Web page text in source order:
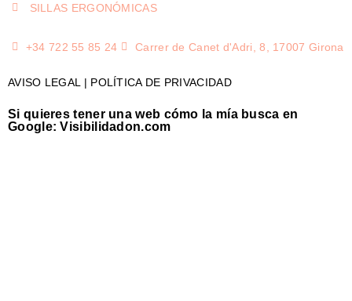
SILLAS ERGONÓMICAS
+34 722 55 85 24 Carrer de Canet d'Adri, 8, 17007 Girona
AVISO LEGAL | POLÍTICA DE PRIVACIDAD
Si quieres tener una web cómo la mía busca en
Google: Visibilidadon.com